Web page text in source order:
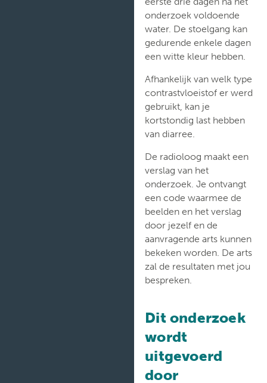
onderzoek voldoende
water. De stoelgang kan
gedurende enkele dagen
een witte kleur hebben.
Afhankelijk van welk type
contrastvloeistof er werd
gebruikt, kan je
kortstondig last hebben
van diarree.
De radioloog maakt een
verslag van het
onderzoek. Je ontvangt
een code waarmee de
beelden en het verslag
door jezelf en de
aanvragende arts kunnen
bekeken worden. De arts
zal de resultaten met jou
bespreken.
Dit onderzoek
wordt
uitgevoerd
door